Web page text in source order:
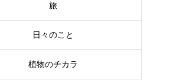
旅
日々のこと
植物のチカラ